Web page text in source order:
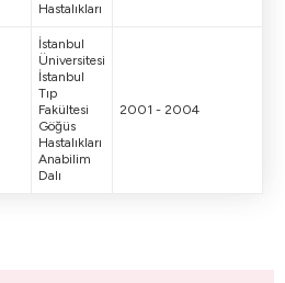
Hastalıkları
İstanbul
Üniversitesi
İstanbul
Tıp
Fakültesi
Göğüs
Hastalıkları
Anabilim
Dalı
2001 - 2004